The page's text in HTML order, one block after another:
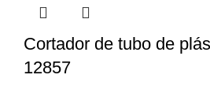
Cortador de tubo de
12857